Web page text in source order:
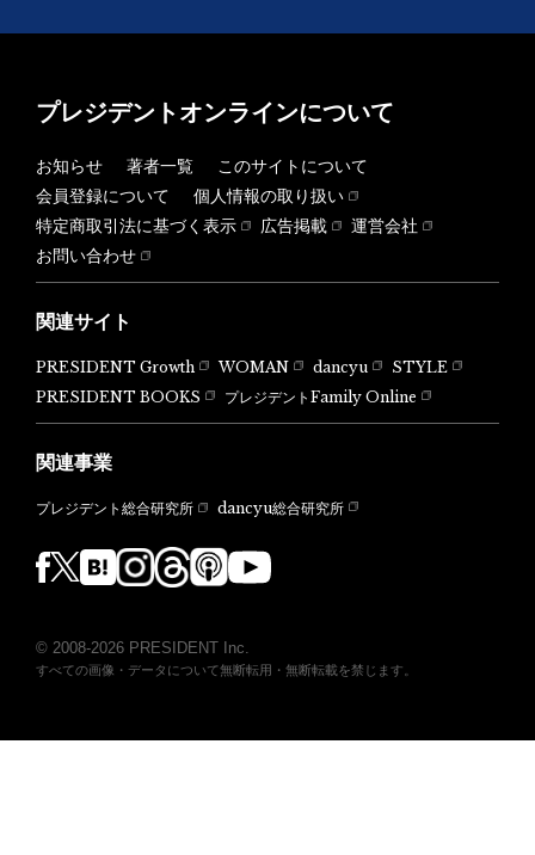
プレジデントオンラインについて
お知らせ 著者一覧
このサイトについて
会員登録について
個人情報の取り扱い
特定商取引法に基づく表示
広告掲載
運営会社
お問い合わせ
関連サイト
PRESIDENT Growth WOMAN dancyu
STYLE
PRESIDENT BOOKS
プレジデントFamily Online
関連事業
プレジデント総合研究所 dancyu総合研究所
© 2008-2026 PRESIDENT Inc.
すべての画像・データについて無断転用・無断転載を禁じます。